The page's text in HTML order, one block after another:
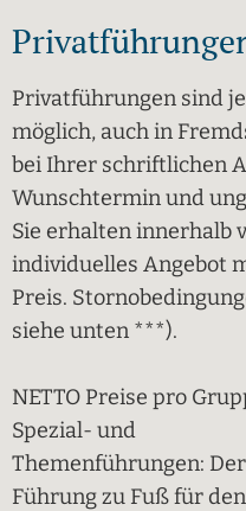
Privatführungen sind
möglich, auch in
bei Ihrer schriftlichen
Wunschtermin und
Sie erhalten innerhalb
individuelles Angebot
Preis.
siehe unten ***).
NETTO Preise pro
Spezial- und
Themenführungen:
Führung zu Fuß für